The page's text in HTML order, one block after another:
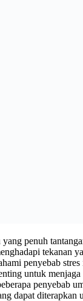
penuh
tekanan
penyebab
untuk menjaga
penyebab
dapat diterapkan